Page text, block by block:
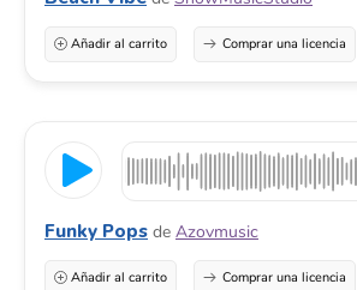
Añadir al carrito Comprar una licencia
Funky Pops de Azovmusic
Añadir al carrito Comprar una licencia